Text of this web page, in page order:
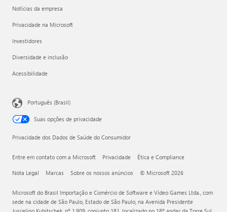
Notícias da empresa
Privacidade na Microsoft
Investidores
Diversidade e inclusão
Acessibilidade
Português (Brasil)
Suas opções de privacidade
Privacidade dos Dados de Saúde do Consumidor
Entre em contato com a Microsoft Privacidade Ética e Compliance
Nota Legal Marcas Sobre os nossos anúncios © Microsoft 2026
Microsoft do Brasil Importação e Comércio de Software e Vídeo Games Ltda., com
sede na cidade de São Paulo, Estado de São Paulo, na Avenida Presidente